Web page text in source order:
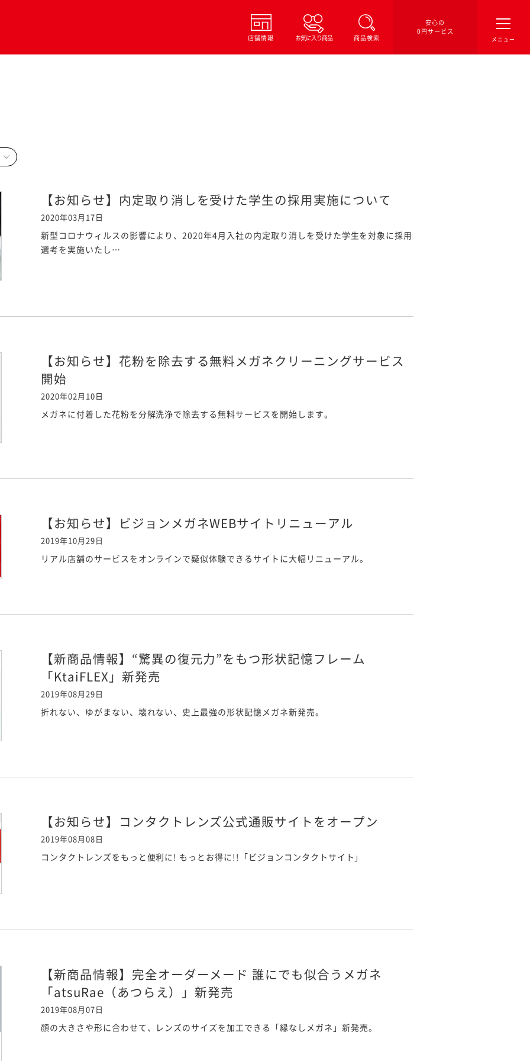
店舗情報 お気に入り商品 商品検索
安心の
0円サービス
2020年03月17日
【お知らせ】内定取り消しを受けた学生の採用実施について
新型コロナウィルスの影響により、2020年4月入社の内定取り消しを受けた学生を対象に採用
選考を実施いたし…
2020年02月10日
【お知らせ】花粉を除去する無料メガネクリーニングサービス
開始
メガネに付着した花粉を分解洗浄で除去する無料サービスを開始します。
2019年10月29日
【お知らせ】ビジョンメガネWEBサイトリニューアル
リアル店舗のサービスをオンラインで疑似体験できるサイトに大幅リニューアル。
2019年08月29日
【新商品情報】“驚異の復元力”をもつ形状記憶フレーム
「KtaiFLEX」新発売
折れない、ゆがまない、壊れない、史上最強の形状記憶メガネ新発売。
2019年08月08日
【お知らせ】コンタクトレンズ公式通販サイトをオープン
コンタクトレンズをもっと便利に! もっとお得に!!「ビジョンコンタクトサイト」
2019年08月07日
【新商品情報】完全オーダーメード 誰にでも似合うメガネ
「atsuRae（あつらえ）」新発売
顔の大きさや形に合わせて、レンズのサイズを加工できる「縁なしメガネ」新発売。